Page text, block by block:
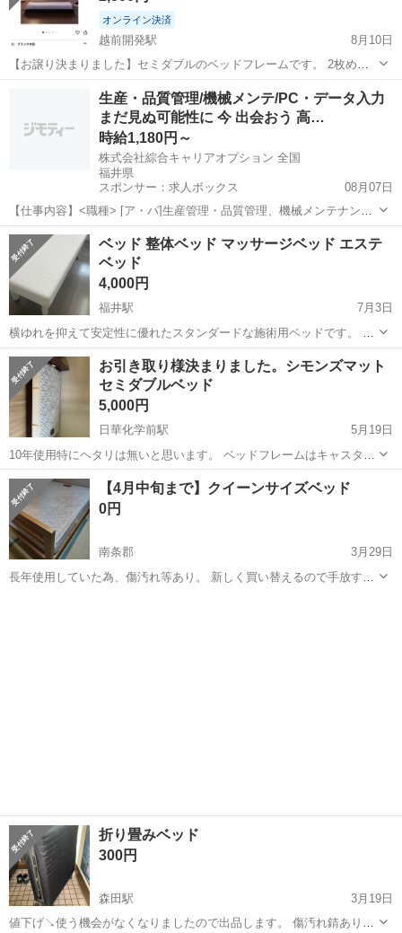
オンライン決済
越前開発駅
8月10日
【お譲り決まりました】セミダブルのベッドフレームです。 2枚めの
画像にサイズ記載しております。 バラした状態でのお譲りになりま
す。 (説明書等もございます) 使用は1週間ほどです。 取りに来てくだ
さる方限定でよろしくお願いします🙇
越前開発駅 ベッド
セミダブルベッドフレーム
生産・品質管理/機械メンテ/PC・データ入力
まだ見ぬ可能性に 今 出会おう 高…
時給1,180円～
株式会社綜合キャリアオプション 全国
福井県
スポンサー：求人ボックス
08月07日
【仕事内容】<職種> [ア・パ]生産管理・品質管理、機械メンテナン
ス、データ入力、タイピング(PC・パソコン・インターネット) <雇用
形態> アルバイト・パート <給与> [ア・パ]時給1,180円～ 交通費:一部
支給 日払いOK...
アルバイト・パート
ベッド 整体ベッド マッサージベッド エステ
ベッド
4,000円
福井駅
7月3日
横ゆれを抑えて安定性に優れたスタンダードな施術用ベッドです。 経
年劣化による変色、塗装剥がれございますが頑丈なためまだまだお使
い頂けるかと思います。 商品説明 高い強度と、施術のしやすさにこだ
わった、スタンダー...
福井 福井市 福井駅 ベッド ネジ
お引き取り様決まりました。シモンズマット
セミダブルベッド
5,000円
日華化学前駅
5月19日
10年使用特にヘタリは無いと思います。 ベッドフレームはキャスター
付きで動きます。 サイドテーブルは任意で欲しい方あれば。 取りに来
ていただける方お願いいたします。
福井 福井市 日華化学前駅 ベッド サイドテーブル
【4月中旬まで】クイーンサイズベッド
0円
南条郡
3月29日
長年使用していた為、傷汚れ等あり。 新しく買い替えるので手放すこ
折り畳みベッド
300円
森田駅
3月19日
値下げ↘︎使う機会がなくなりましたので出品します。 傷汚れ錆ありま